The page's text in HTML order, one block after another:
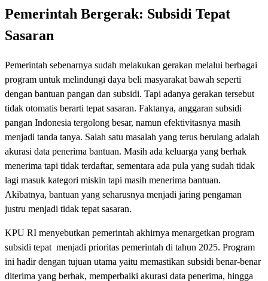
Pemerintah Bergerak: Subsidi Tepat
Sasaran
Pemerintah sebenarnya sudah melakukan gerakan melalui berbagai
program untuk melindungi daya beli masyarakat bawah seperti
dengan bantuan pangan dan subsidi. Tapi adanya gerakan tersebut
tidak otomatis berarti tepat sasaran. Faktanya, anggaran subsidi
pangan Indonesia tergolong besar, namun efektivitasnya masih
menjadi tanda tanya. Salah satu masalah yang terus berulang adalah
akurasi data penerima bantuan. Masih ada keluarga yang berhak
menerima tapi tidak terdaftar, sementara ada pula yang sudah tidak
lagi masuk kategori miskin tapi masih menerima bantuan.
Akibatnya, bantuan yang seharusnya menjadi jaring pengaman
justru menjadi tidak tepat sasaran.
KPU RI menyebutkan pemerintah akhirnya menargetkan program
subsidi tepat menjadi prioritas pemerintah di tahun 2025. Program
ini hadir dengan tujuan utama yaitu memastikan subsidi benar-benar
diterima yang berhak, memperbaiki akurasi data penerima, hingga